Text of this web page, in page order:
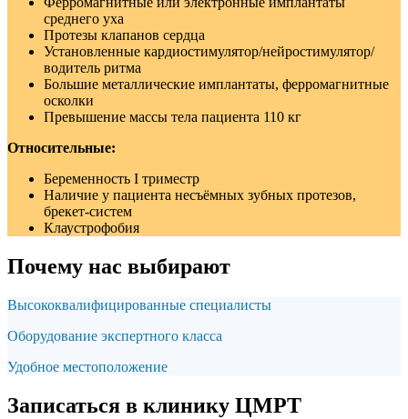
среднего уха
Протезы клапанов сердца
Установленные кардиостимулятор/нейростимулятор/
водитель ритма
Большие металлические имплантаты, ферромагнитные
осколки
Превышение массы тела пациента 110 кг
Относительные:
Беременность I триместр
Наличие у пациента несъёмных зубных протезов,
брекет-систем
Клаустрофобия
Почему нас выбирают
Высококвалифицированные специалисты
Оборудование экспертного класса
Удобное местоположение
Записаться в клинику ЦМРТ